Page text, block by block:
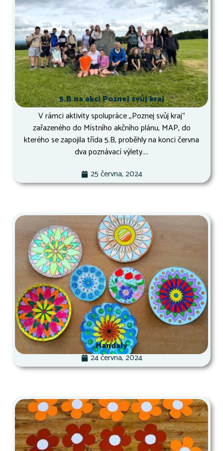
5.B na akci Poznej svůj kraj
V rámci aktivity spolupráce ,,Poznej svůj kraj“
zařazeného do Místního akčního plánu, MAP, do
kterého se zapojila třída 5.B, proběhly na konci června
dva poznávací výlety....
25 června, 2024
Mandaly
24 června, 2024